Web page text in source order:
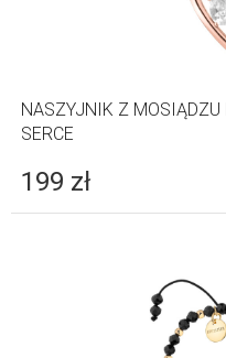
NASZYJNIK Z
SERCE
199 zł